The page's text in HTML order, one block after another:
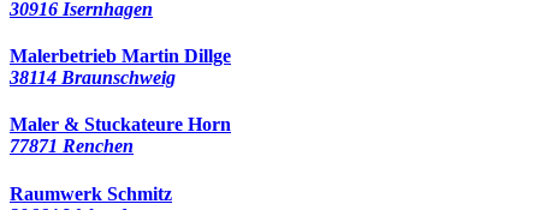
30916 Isernhagen
Malerbetrieb Martin Dillge
38114 Braunschweig
Maler & Stuckateure Horn
77871 Renchen
Raumwerk Schmitz